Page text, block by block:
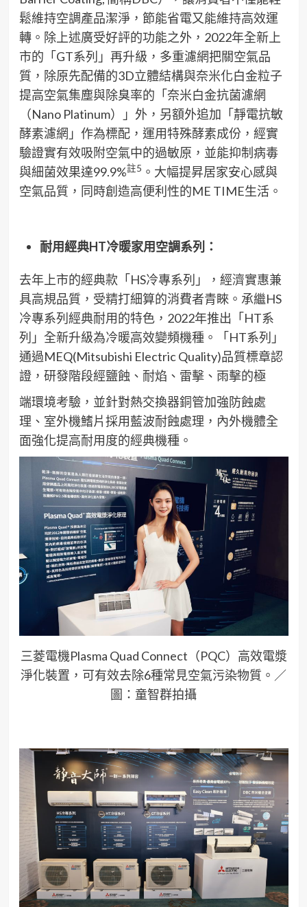
鬆維持空調產品潔淨，節能省電又能維持高效運
轉。除上述廣受好評的功能之外，2022年全新上
市的「GT系列」再升級，多重濾網把關空氣品
質，除原先配備的3D立體結構與奈米化白金粒子
提高空氣集塵與除臭率的「奈米白金抗菌濾網
（Nano Platinum）」外，另額外追加「靜電抗敏
酵素濾網」作為標配，運用特殊酵素成份，經實
驗證實有效吸附空氣中的過敏原，並能抑制病毒
與細菌效果達99.9%註5 。大幅提昇居家安心感與
空氣品質，同時創造高便利性的ME TIME生活。
耐用經典HT冷暖家用空調系列：
去年上市的經典款「HS冷專系列」，經濟實惠兼
具高規品質，受精打細算的消費者青睞。承繼HS
冷專系列經典耐用的特色，2022年推出「HT系
列」全新升級為冷暖高效變頻機種。「HT系列」
通過MEQ(Mitsubishi Electric Quality)品質標章認
證，研發階段經鹽蝕、耐焰、雷擊、雨擊的極
端環境考驗，並針對熱交換器銅管加強防蝕處
理、室外機鰭片採用藍波耐蝕處理，內外機體全
面強化提高耐用度的經典機種。
三菱電機Plasma Quad Connect（PQC）高效電漿
淨化裝置，可有效去除6種常見空氣污染物質。／
圖：童智群拍攝